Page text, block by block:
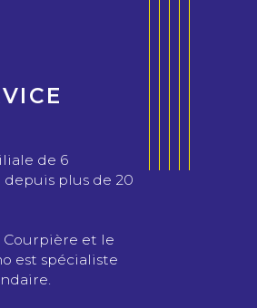
de 6
plus de 20
Courpière et le
est spécialiste